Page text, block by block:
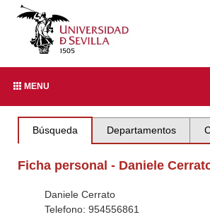
MENU
Búsqueda Departamentos
Ficha personal - Daniele
Daniele Cerrato
Telefono: 954556861